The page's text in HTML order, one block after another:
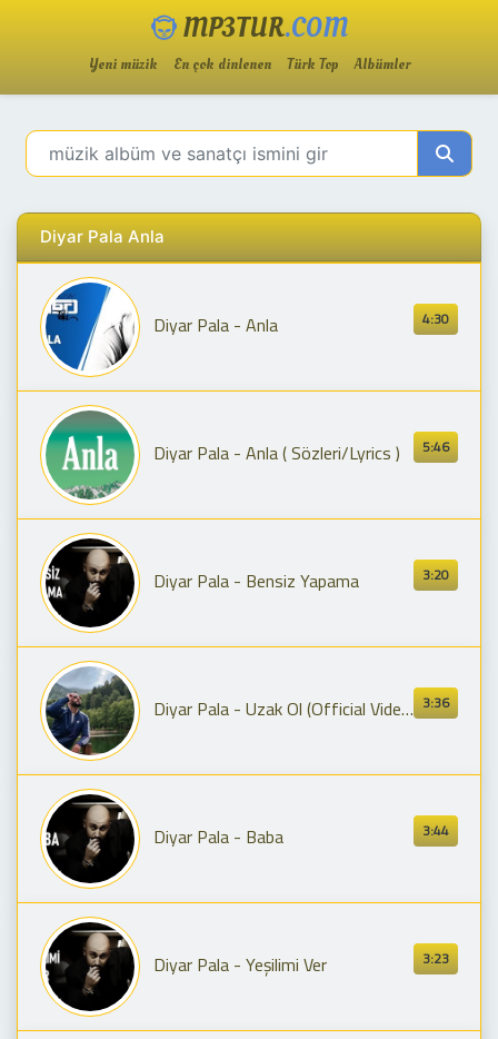
MP3TUR.COM
Yeni müzik En çok dinlenen Türk Top Albümler
Diyar Pala Anla
4:30
Diyar Pala - Anla
5:46
Diyar Pala - Anla ( Sözleri/Lyrics )
3:20
Diyar Pala - Bensiz Yapama
3:36
Diyar Pala - Uzak Ol (Official Video)
3:44
Diyar Pala - Baba
3:23
Diyar Pala - Yeşilimi Ver